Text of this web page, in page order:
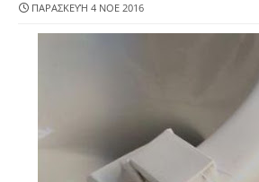
ΠΑΡΑΣΚΕΥΉ 4 ΝΟΕ 2016